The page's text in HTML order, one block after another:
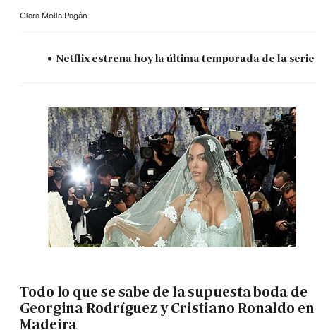
Clara Molla Pagán
Netflix estrena hoy la última temporada de la serie
Todo lo que se sabe de la supuesta boda de
Georgina Rodríguez y Cristiano Ronaldo en
Madeira